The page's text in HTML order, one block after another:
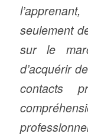
seulement
sur le
d’acquérir
contacts